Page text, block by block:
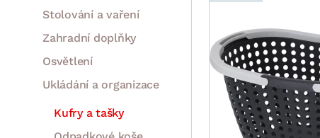
Stolování a vaření
Zahradní doplňky
Osvětlení
Ukládání a organizace
Kufry a tašky